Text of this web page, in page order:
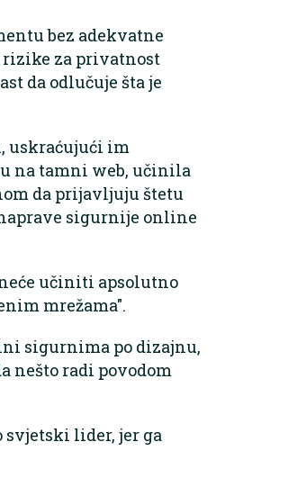
bez adekvatne
rizike za privatnost
da odlučuje šta je
uskraćujući im
na tamni web, učinila
da prijavljuju štetu
sigurnije online
učiniti apsolutno
mrežama".
sigurnima po dizajnu,
nešto radi povodom
svjetski lider, jer ga